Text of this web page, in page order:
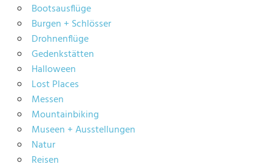
Bootsausflüge
Burgen + Schlösser
Drohnenflüge
Gedenkstätten
Halloween
Lost Places
Messen
Mountainbiking
Museen + Ausstellungen
Natur
Reisen